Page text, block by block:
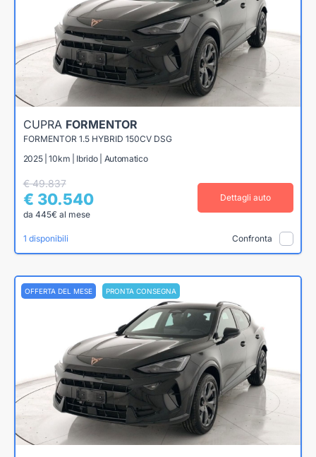
CUPRA FORMENTOR
FORMENTOR 1.5 HYBRID 150CV DSG
2025 | 10km | Ibrido | Automatico
€ 49.837
€ 30.540
da 445€ al mese
Dettagli auto
1 disponibili Confronta
OFFERTA DEL MESE PRONTA CONSEGNA